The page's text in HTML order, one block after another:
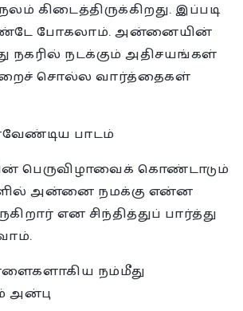
கிடைத்திருக்கிறது. இப்படி
போகலாம். அன்னையின்
நகரில் நடக்கும் அதிசயங்கள்
சொல்ல வார்த்தைகள்
பாடம்
பெருவிழாவைக் கொண்டாடும்
அன்னை நமக்கு என்ன
என சிந்தித்துப் பார்த்து
நம்மீது
அன்பு